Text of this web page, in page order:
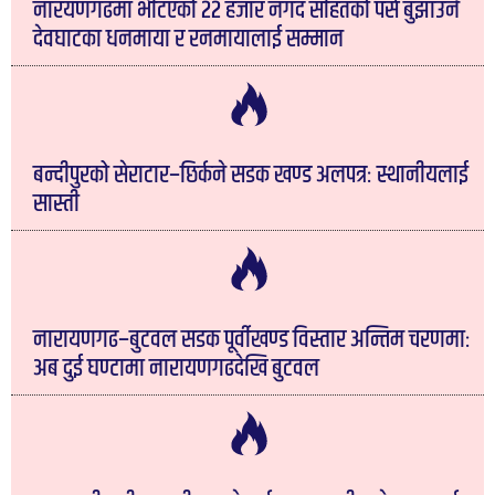
नारयणगढमा भेटिएको २२ हजार नगद सहितको पर्स बुझाउने
देवघाटका धनमाया र रनमायालाई सम्मान
बन्दीपुरको सेराटार–छिर्कने सडक खण्ड अलपत्रः स्थानीयलाई
सास्ती
नारायणगढ–बुटवल सडक पूर्वीखण्ड विस्तार अन्तिम चरणमाः
अब दुई घण्टामा नारायणगढदेखि बुटवल